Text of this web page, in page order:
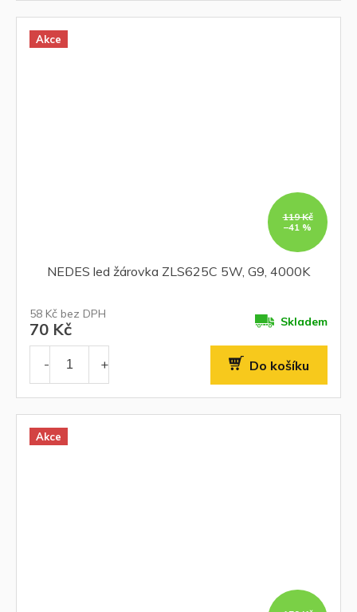
Akce
119 Kč
–41 %
NEDES led žárovka ZLS625C 5W, G9, 4000K
58 Kč bez DPH
70 Kč Skladem
Do košíku
Akce